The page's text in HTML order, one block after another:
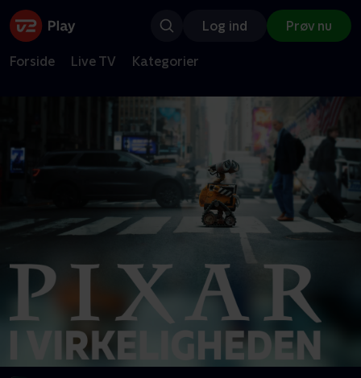
Log ind Prøv nu
Forside Live TV Kategorier